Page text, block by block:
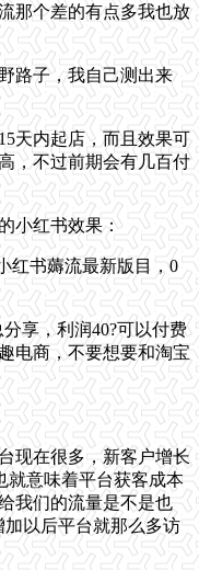
那个差的有点多我也放
路子，我自己测出来
天内起店，而且效果可
，不过前期会有几百付
小红书效果：
享，利润40?可以付费
电商，不要想要和淘宝
现在很多，新客户增长
就意味着平台获客成本
我们的流量是不是也
以后平台就那么多访